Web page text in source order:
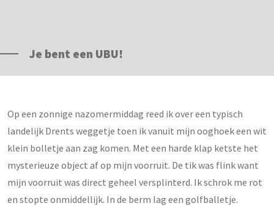
Je bent een UBU!
Op een zonnige nazomermiddag reed ik over een typisch
landelijk Drents weggetje toen ik vanuit mijn ooghoek een wit
klein bolletje aan zag komen. Met een harde klap ketste het
mysterieuze object af op mijn voorruit. De tik was flink want
mijn voorruit was direct geheel versplinterd. Ik schrok me rot
en stopte onmiddellijk. In de berm lag een golfballetje.